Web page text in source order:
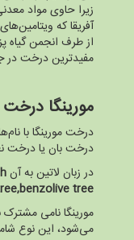
زیرا حاوی مواد
آفریقا که
از طرف انجمن گیاه
مفیدترین درخت در
مورینگا
درخت مورینگا با
درخت بان یا درخت
در زبان لاتین به آن
tree
مورینگا نامی مشترک
می‌شود، این نوع